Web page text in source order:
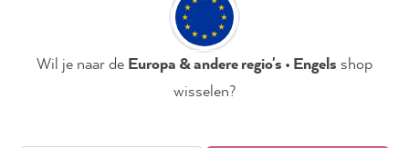
Privacybeleid Colofon Instellen
Mira B
Verified Customer
Wil je naar de Europa & andere regio's • Engels shop
wisselen?